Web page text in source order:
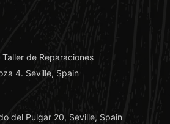
de Reparaciones
4. Seville, Spain
del Pulgar 20, Seville, Spain